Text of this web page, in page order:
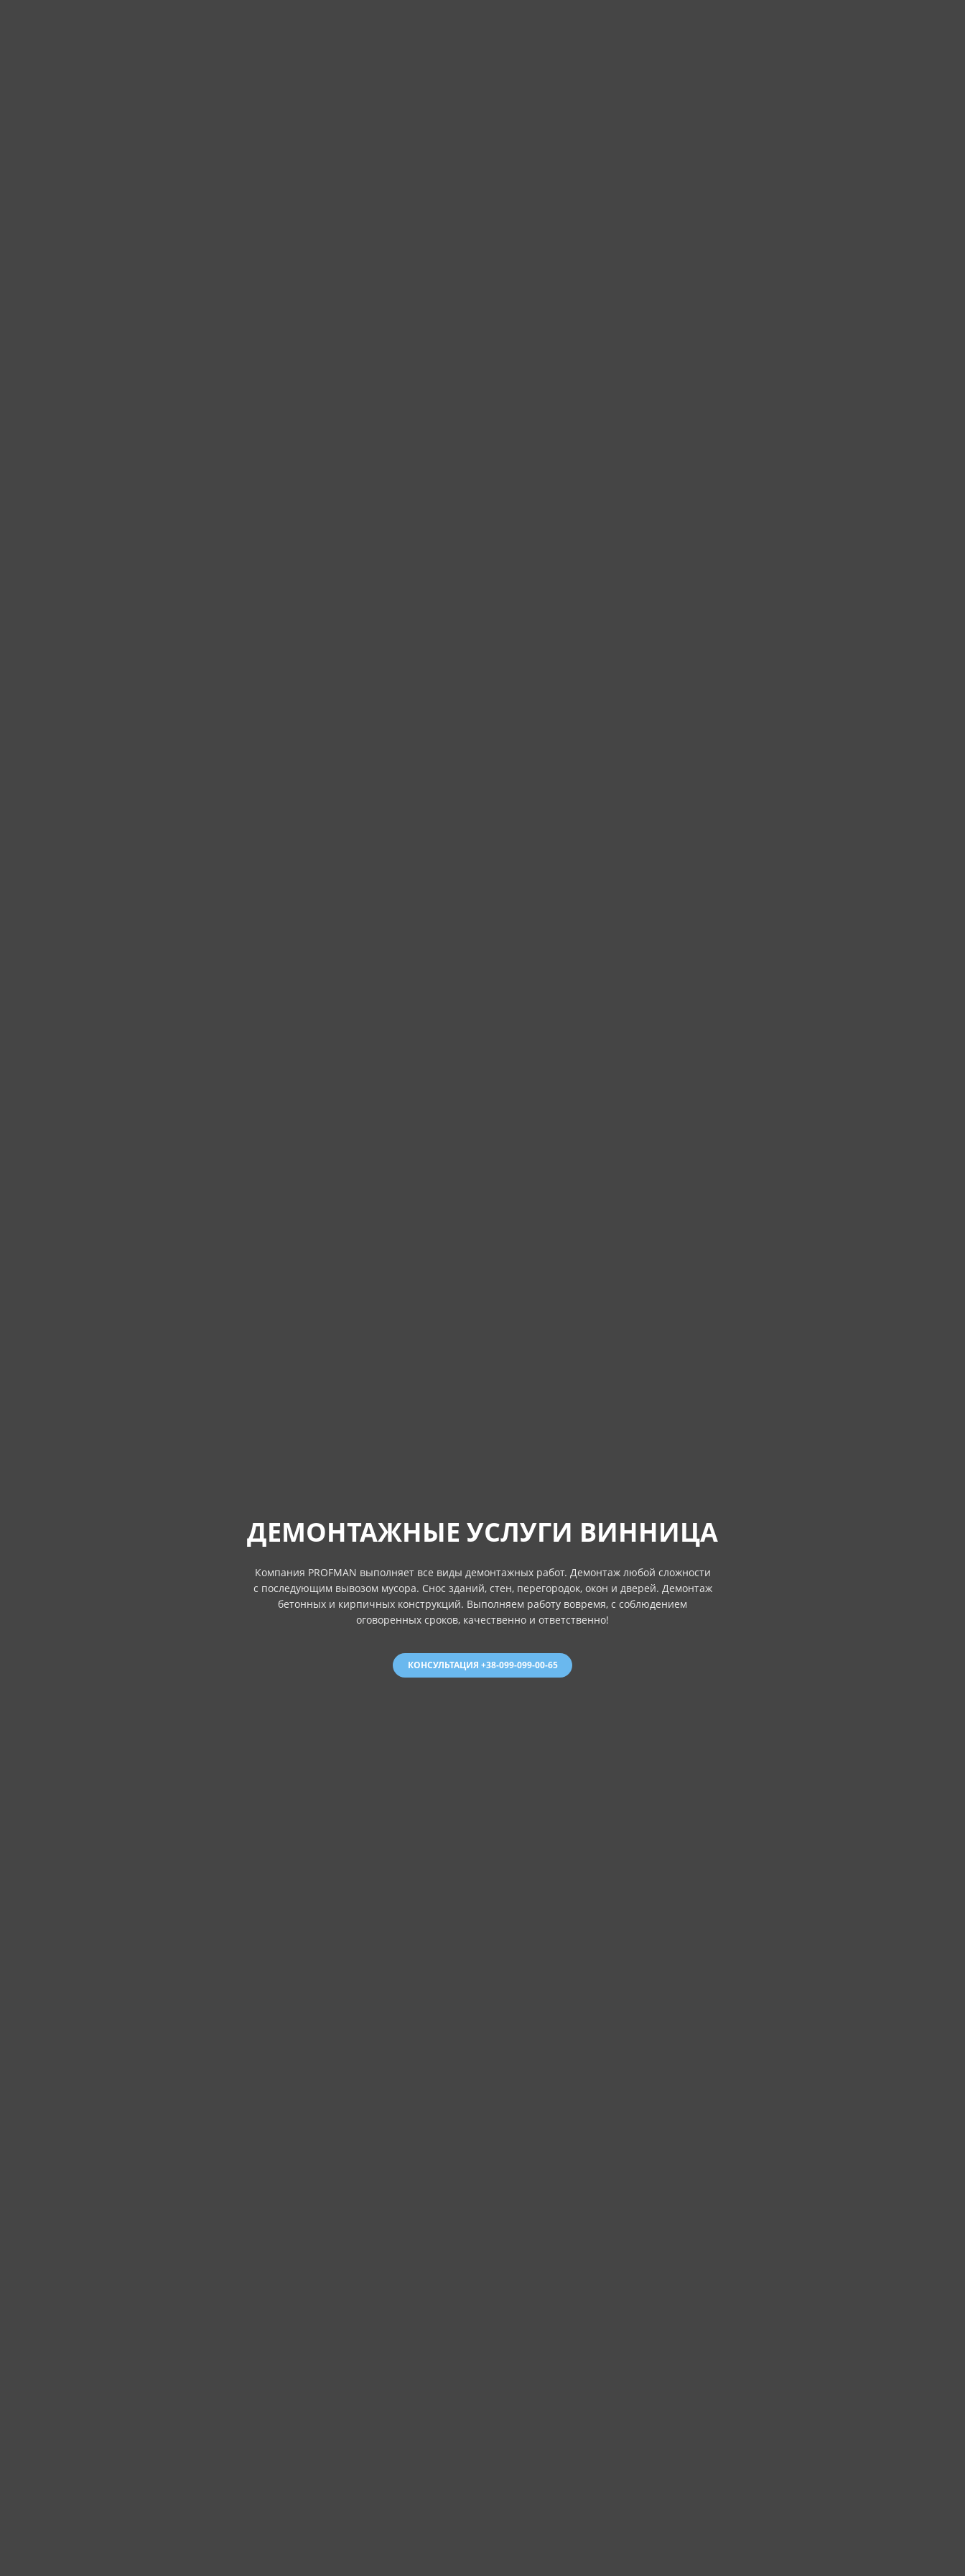
ДЕМОНТАЖНЫЕ УСЛУГИ ВИННИЦА
Компания PROFMAN выполняет все виды демонтажных работ. Демонтаж любой сложности
с последующим вывозом мусора. Снос зданий, стен, перегородок, окон и дверей. Демонтаж
бетонных и кирпичных конструкций. Выполняем работу вовремя, с соблюдением
оговоренных сроков, качественно и ответственно!
КОНСУЛЬТАЦИЯ +38-099-099-00-65